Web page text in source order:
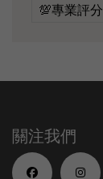
💯專業評分
關注我們